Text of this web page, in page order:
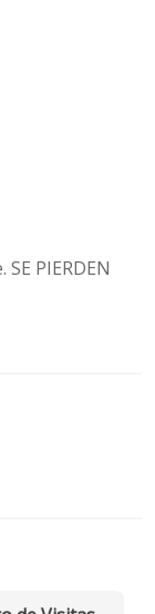
PIERDEN